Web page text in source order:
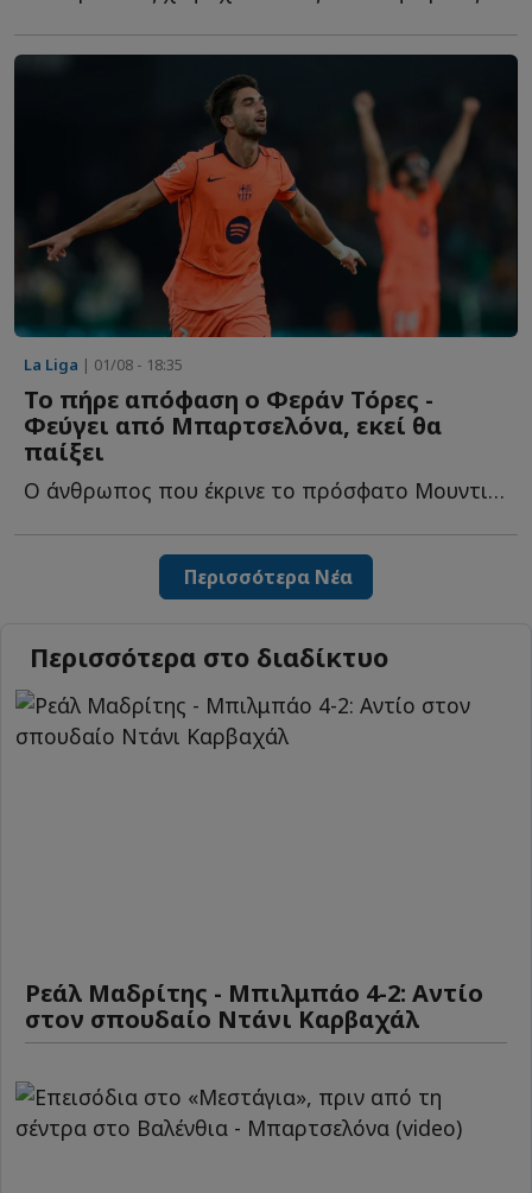
La Liga | 01/08 - 18:35
To πήρε απόφαση ο Φεράν Τόρες -
Φεύγει από Μπαρτσελόνα, εκεί θα
παίξει
Ο άνθρωπος που έκρινε το πρόσφατο Μουντιάλ αφήνει τ...
Περισσότερα Νέα
Περισσότερα στο διαδίκτυο
Ρεάλ Μαδρίτης - Μπιλμπάο 4-2: Αντίο
στον σπουδαίο Ντάνι Καρβαχάλ